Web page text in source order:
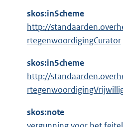
skos:inScheme
http://
rtegenwoordigingCurator
skos:inScheme
http://
skos:note